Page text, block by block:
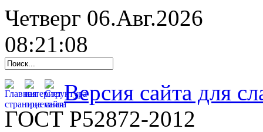
Четверг 06.Авг.2026
08:21:09
Версия сайта для
ГОСТ Р52872-2012